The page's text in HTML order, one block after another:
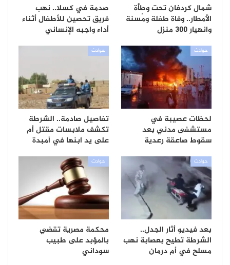
شمال كردفان تحت وطأة
الأمطار.. وفاة طفلة ومُسنة
وانهيار 300 منزل
صدمة في كسلا.. نهب
فريق تحصين للأطفال أثناء
أداء واجبه الإنساني
حوادث
لحظات عصيبة في
مستشفى مدني بعد
سقوط صاعقة رعدية
حوادث
تفاصيل صادمة.. الشرطة
تكشف ملابسات مقتل أم
على يد ابنها في أمبدة
حوادث
بعد فيديو أثار الجدل..
الشرطة تطيح بعصابة نهب
مسلح في أم درمان
حوادث
محكمة مصرية تقضي
بالمؤبد على طبيب
سوداني